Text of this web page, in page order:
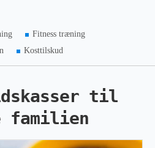
Fitness træning
Kosttilskud
til
familien